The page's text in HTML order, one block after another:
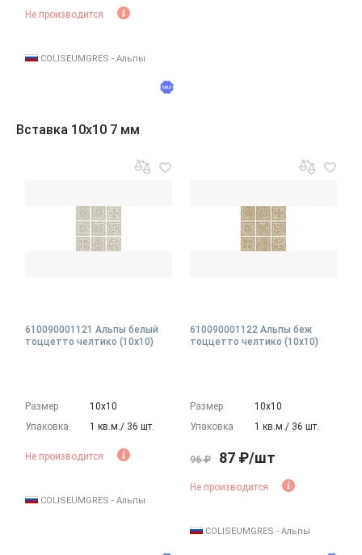
Не производится
COLISEUMGRES - Альпы
Вставка 10x10 7 мм
610090001121 Альпы белый
тоццетто челтико (10x10)
Размер
10х10
Упаковка
1 кв.м./ 36 шт.
Не производится
COLISEUMGRES - Альпы
610090001122 Альпы беж
тоццетто челтико (10x10)
Размер
10х10
Упаковка
1 кв.м./ 36 шт.
96 ₽ 87 ₽/шт
Не производится
COLISEUMGRES - Альпы